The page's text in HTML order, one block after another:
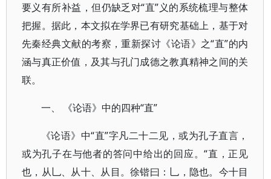
要义有所补益，但仍缺乏对“直”义的系统梳理与整体
把握。据此，本文拟在学界已有研究基础上，基于对
先秦经典文献的考察，重新探讨《论语》之“直”的内
涵与真正价值，及其与孔门成德之教真精神之间的关
联。
一、 《论语》中的四种“直”
《论语》中“直”字凡二十二见，或为孔子直言，
或为孔子在与他者的答问中给出的回应。“直，正见
也，从乚、从十、从目。徐锴曰：乚，隐也。今十目